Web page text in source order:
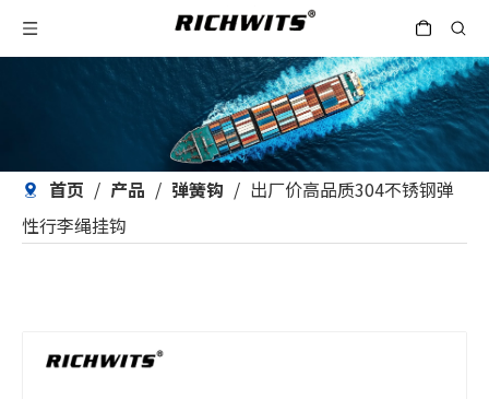
首页 / 产品 / 弹簧钩 / 出厂价高品质304不锈钢弹
性行李绳挂钩